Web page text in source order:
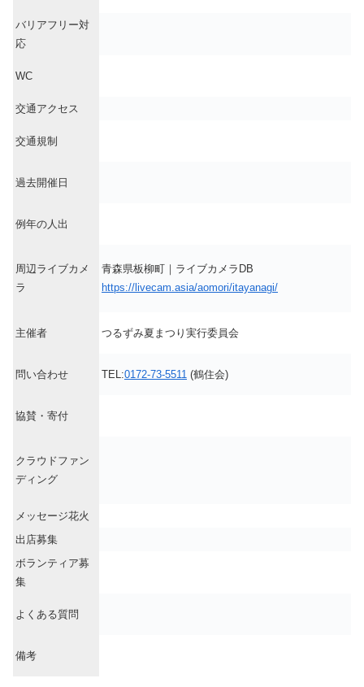
バリアフリー対
応
WC
交通アクセス
交通規制
過去開催日
例年の人出
周辺ライブカメ
ラ
青森県板柳町｜ライブカメラDB
https://livecam.asia/aomori/itayanagi/
主催者 つるずみ夏まつり実行委員会
問い合わせ TEL:0172-73-5511 (鶴住会)
協賛・寄付
クラウドファン
ディング
メッセージ花火
出店募集
ボランティア募
集
よくある質問
備考